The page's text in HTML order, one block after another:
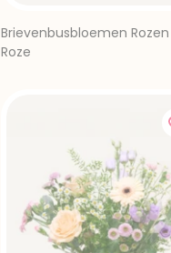
Brievenbusbloemen Rozen
Roze